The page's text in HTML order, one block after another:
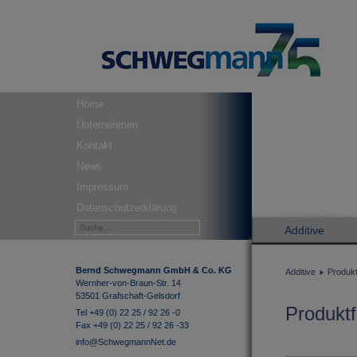
Home
Unternehmen
Kontakt
News
Impressum
Datenschutzerklärung
Bernd Schwegmann GmbH & Co. KG
Wernher-von-Braun-Str. 14
53501 Grafschaft-Gelsdorf
Tel +49 (0) 22 25 / 92 26 -0
Fax +49 (0) 22 25 / 92 26 -33
info@SchwegmannNet.de
Additive
Additive